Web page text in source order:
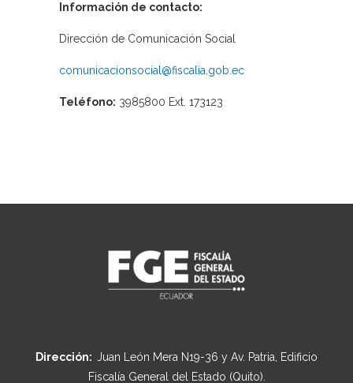
Información de contacto:
Dirección de Comunicación Social
comunicacionsocial@fiscalia.gob.ec
Teléfono: 3985800 Ext. 173123
Dirección: Juan León Mera N19-36 y Av. Patria, Edificio
Fiscalía General del Estado (Quito).